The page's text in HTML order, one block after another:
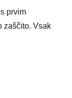
prvim
zaščito. Vsak